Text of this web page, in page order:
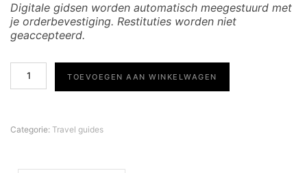
Digitale gidsen worden automatisch meegestuurd met
je orderbevestiging. Restituties worden niet
geaccepteerd.
ROAD
TRIP
|
TOEVOEGEN AAN WINKELWAGEN
Categorie: Travel guides